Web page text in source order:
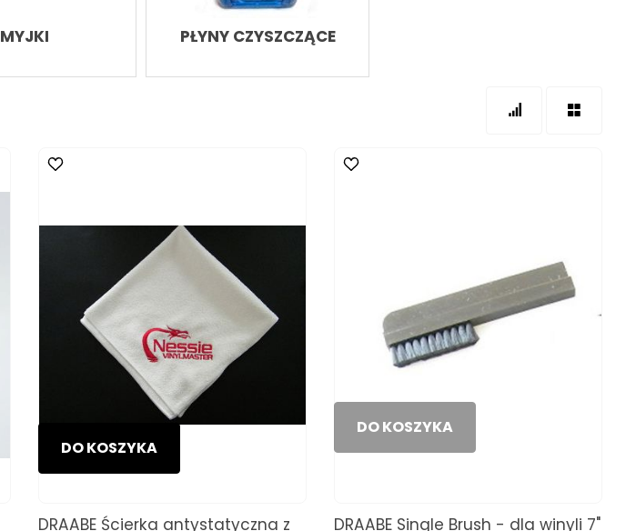
MYJKI PŁYNY CZYSZCZĄCE
DO KOSZYKA
DRAABE Ścierka antystatyczna z
DO KOSZYKA
DRAABE Single Brush - dla winyli 7"